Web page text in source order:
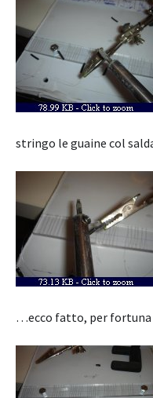
stringo le guaine col
…ecco fatto, per fortuna